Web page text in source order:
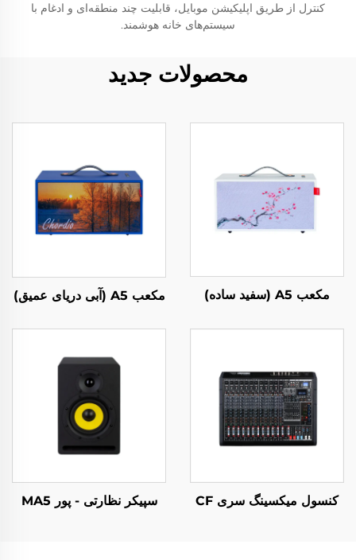
کنترل از طریق اپلیکیشن موبایل، قابلیت چند منطقه‌ای و ادغام با
سیستم‌های خانه هوشمند.
محصولات جدید
مکعب A5 (سفید ساده) مکعب A5 (آبی دریای عمیق)
کنسول میکسینگ سری CF سپیکر نظارتی - پور MA5